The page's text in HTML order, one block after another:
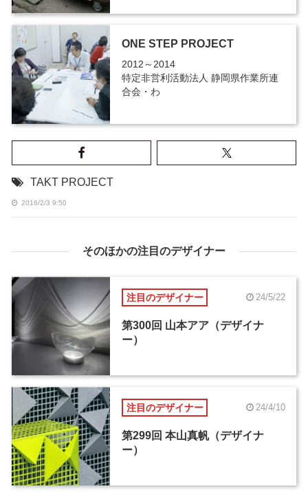
ONE STEP PROJECT
2012～2014
特定非営利活動法人 静岡県作業所連
合会・わ
TAKT PROJECT
2016/2/3 9:50
そのほかの注目のデザイナー
注目のデザイナー 24/5/22
第300回 山本アア（デザイナ
ー）
注目のデザイナー 24/4/10
第299回 本山真帆（デザイナ
ー）